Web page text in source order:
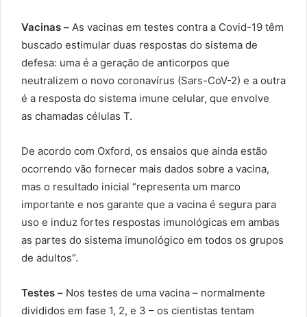
Vacinas – As vacinas em testes contra a Covid-19 têm
buscado estimular duas respostas do sistema de
defesa: uma é a geração de anticorpos que
neutralizem o novo coronavírus (Sars-CoV-2) e a outra
é a resposta do sistema imune celular, que envolve
as chamadas células T.
De acordo com Oxford, os ensaios que ainda estão
ocorrendo vão fornecer mais dados sobre a vacina,
mas o resultado inicial “representa um marco
importante e nos garante que a vacina é segura para
uso e induz fortes respostas imunológicas em ambas
as partes do sistema imunológico em todos os grupos
de adultos”.
Testes – Nos testes de uma vacina – normalmente
divididos em fase 1, 2, e 3 – os cientistas tentam